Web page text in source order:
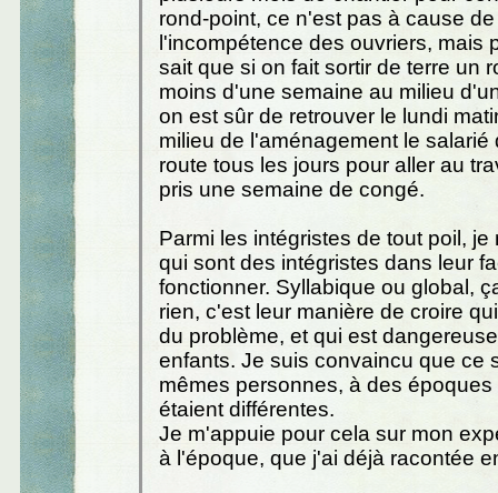
rond-point, ce n'est pas à cause de
l'incompétence des ouvriers, mais
sait que si on fait sortir de terre un
moins d'une semaine au milieu
on est sûr de retrouver le lundi
milieu de l'aménagement le salarié
route tous les jours pour aller au
pris une semaine de congé.
Parmi les intégristes de tout poil, je
qui sont des intégristes dans leur
fonctionner. Syllabique ou global,
rien, c'est leur manière de croire
du problème, et qui est
enfants. Je suis convaincu que ce
mêmes personnes, à des
étaient différentes.
Je m'appuie pour cela sur mon
à l'époque, que j'ai déjà racontée